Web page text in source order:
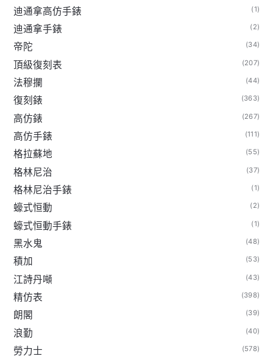
迪通拿高仿手錶 (1)
迪通拿手錶 (2)
帝陀 (34)
頂級復刻表 (207)
法穆攔 (44)
復刻錶 (363)
高仿錶 (267)
高仿手錶 (111)
格拉蘇地 (55)
格林尼治 (37)
格林尼治手錶 (1)
蠔式恒動 (2)
蠔式恒動手錶 (1)
黑水鬼 (48)
積加 (53)
江詩丹噸 (43)
精仿表 (398)
朗閣 (39)
浪勤 (40)
勞力士 (578)